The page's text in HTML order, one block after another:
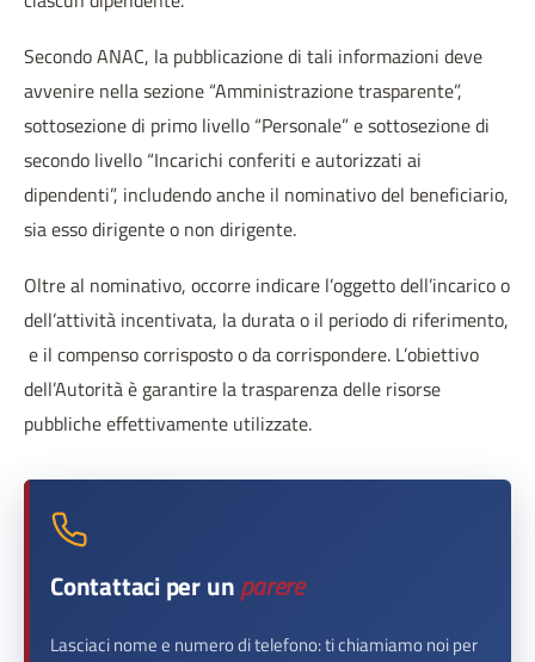
Secondo ANAC, la pubblicazione di tali informazioni deve
avvenire nella sezione “Amministrazione trasparente”,
sottosezione di primo livello “Personale” e sottosezione di
secondo livello “Incarichi conferiti e autorizzati ai
dipendenti”, includendo anche il nominativo del beneficiario,
sia esso dirigente o non dirigente.
Oltre al nominativo, occorre indicare l’oggetto dell’incarico o
dell’attività incentivata, la durata o il periodo di riferimento,
e il compenso corrisposto o da corrispondere. L’obiettivo
dell’Autorità è garantire la trasparenza delle risorse
pubbliche effettivamente utilizzate.
Contattaci per unparere
Lasciaci nome e numero di telefono: ti chiamiamo noi per